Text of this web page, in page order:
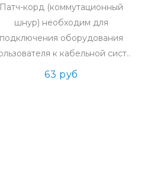
Патч-корд (коммутационный
шнур) необходим для
подключения оборудования
к кабельной сист..
63 руб